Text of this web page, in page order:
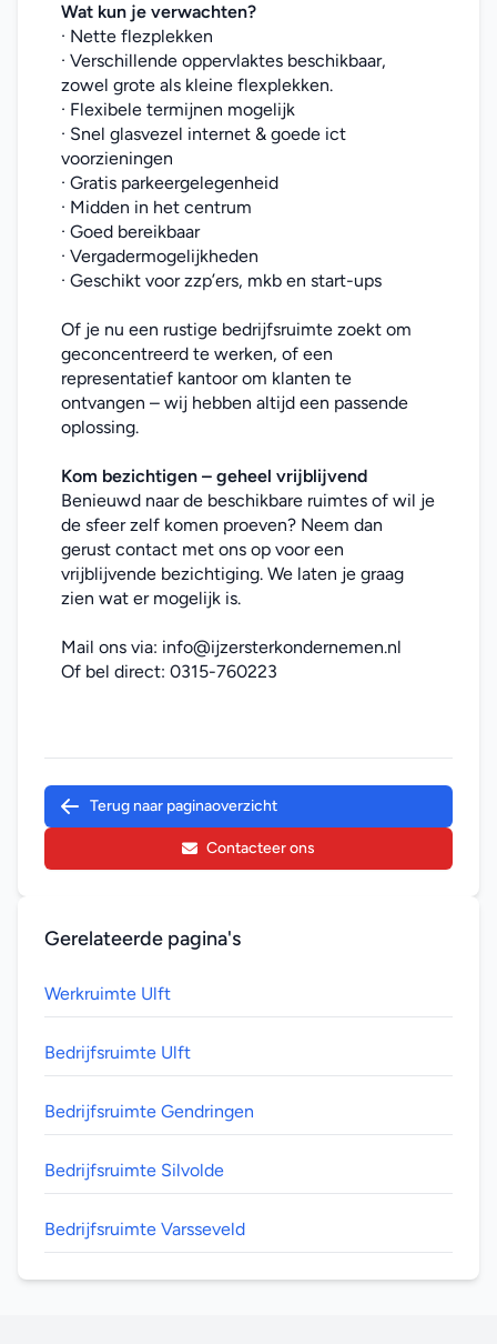
Wat kun je verwachten?
· Nette flezplekken
· Verschillende oppervlaktes beschikbaar,
zowel grote als kleine flexplekken.
· Flexibele termijnen mogelijk
· Snel glasvezel internet & goede ict
voorzieningen
· Gratis parkeergelegenheid
· Midden in het centrum
· Goed bereikbaar
· Vergadermogelijkheden
· Geschikt voor zzp’ers, mkb en start-ups
Of je nu een rustige bedrijfsruimte zoekt om
geconcentreerd te werken, of een
representatief kantoor om klanten te
ontvangen – wij hebben altijd een passende
oplossing.
Kom bezichtigen – geheel vrijblijvend
Benieuwd naar de beschikbare ruimtes of wil je
de sfeer zelf komen proeven? Neem dan
gerust contact met ons op voor een
vrijblijvende bezichtiging. We laten je graag
zien wat er mogelijk is.
Mail ons via: info@ijzersterkondernemen.nl
Of bel direct: 0315-760223
Terug naar paginaoverzicht
Contacteer ons
Gerelateerde pagina's
Werkruimte Ulft
Bedrijfsruimte Ulft
Bedrijfsruimte Gendringen
Bedrijfsruimte Silvolde
Bedrijfsruimte Varsseveld